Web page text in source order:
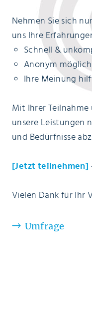
Nehmen Sie sich
uns Ihre
Schnell &
Anonym möglich
Ihre Meinung
Mit Ihrer
unsere Leistungen
und Bedürfnisse
[Jetzt teilnehmen]
Vielen Dank für Ihr
Umfrage